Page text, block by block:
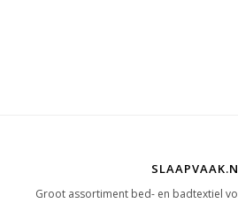
Groot assortiment bed- en badtextiel